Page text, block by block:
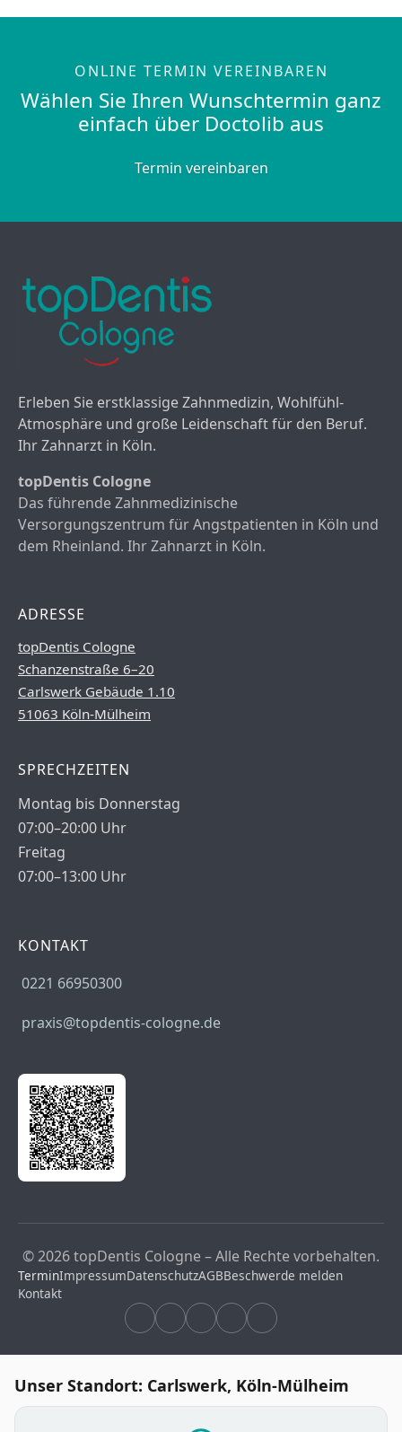
ONLINE TERMIN VEREINBAREN
Wählen Sie Ihren Wunschtermin ganz
einfach über Doctolib aus
Termin vereinbaren
Erleben Sie erstklassige Zahnmedizin, Wohlfühl-
Atmosphäre und große Leidenschaft für den Beruf.
Ihr Zahnarzt in Köln.
topDentis Cologne
Das führende Zahnmedizinische
Versorgungszentrum für Angstpatienten in Köln und
dem Rheinland. Ihr Zahnarzt in Köln.
ADRESSE
topDentis Cologne
Schanzenstraße 6–20
Carlswerk Gebäude 1.10
51063 Köln-Mülheim
SPRECHZEITEN
Montag bis Donnerstag
07:00–20:00 Uhr
Freitag
07:00–13:00 Uhr
KONTAKT
0221 66950300
praxis@topdentis-cologne.de
© 2026 topDentis Cologne – Alle Rechte vorbehalten.
TerminImpressumDatenschutzAGBBeschwerde melden
Kontakt
Unser Standort: Carlswerk, Köln-Mülheim